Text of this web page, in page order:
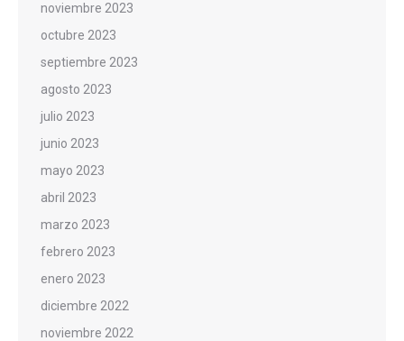
noviembre 2023
octubre 2023
septiembre 2023
agosto 2023
julio 2023
junio 2023
mayo 2023
abril 2023
marzo 2023
febrero 2023
enero 2023
diciembre 2022
noviembre 2022